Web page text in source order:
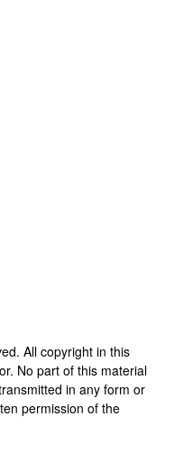
All copyright in this
No part of this material
in any form or
permission of the